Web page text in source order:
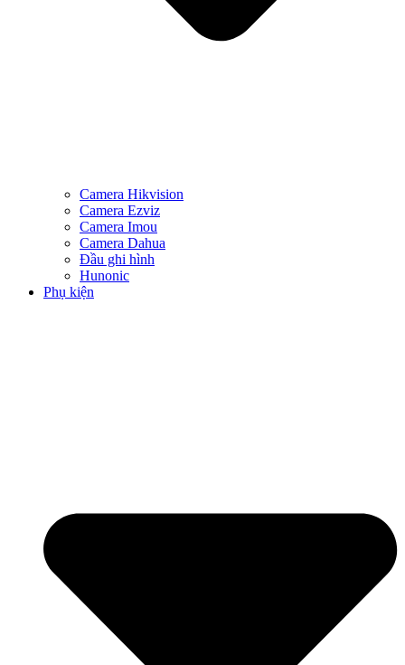
Camera Hikvision
Camera Ezviz
Camera Imou
Camera Dahua
Đầu ghi hình
Hunonic
Phụ kiện